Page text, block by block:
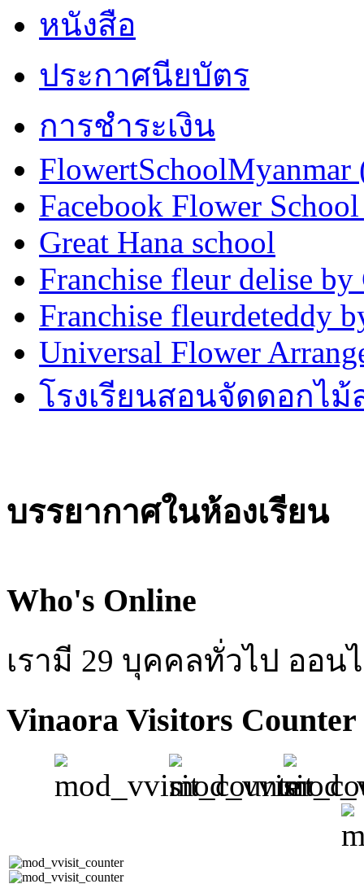
หนังสือ
ประกาศนียบัตร
การชำระเงิน
FlowertSchoolMyanmar
Facebook Flower
Great Hana school
Franchise fleur delise
Franchise fleurdeteddy
Universal Flower
โรงเรียนสอนจัดดอกไม้
บรรยากาศในห้องเรียน
Who's Online
เรามี 29 บุคคลทั่วไป ออน
Vinaora Visitors Counter